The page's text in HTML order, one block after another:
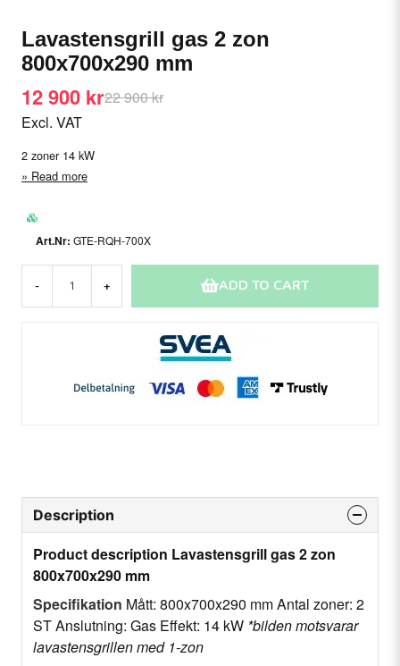
Lavastensgrill gas 2 zon
800x700x290 mm
22 900 kr
12 900 kr
Excl. VAT
2 zoner 14 kW
Read more
GTE-RQH-700X
- + ADD TO CART
Description
Product description Lavastensgrill gas 2 zon
800x700x290 mm
Specifikation Mått: 800x700x290 mm Antal zoner: 2
ST Anslutning: Gas Effekt: 14 kW *bilden motsvarar
lavastensgrillen med 1-zon